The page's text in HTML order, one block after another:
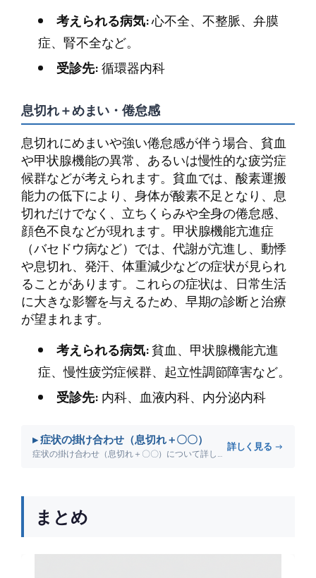
考えられる病気:心不全、不整脈、弁膜
症、腎不全など。
受診先:循環器内科
息切れ＋めまい・倦怠感
息切れにめまいや強い倦怠感が伴う場合、貧血
や甲状腺機能の異常、あるいは慢性的な疲労症
候群などが考えられます。貧血では、酸素運搬
能力の低下により、身体が酸素不足となり、息
切れだけでなく、立ちくらみや全身の倦怠感、
顔色不良などが現れます。甲状腺機能亢進症
（バセドウ病など）では、代謝が亢進し、動悸
や息切れ、発汗、体重減少などの症状が見られ
ることがあります。これらの症状は、日常生活
に大きな影響を与えるため、早期の診断と治療
が望まれます。
考えられる病気:貧血、甲状腺機能亢進
症、慢性疲労症候群、起立性調節障害など。
受診先: 内科、血液内科、内分泌内科
▸ 症状の掛け合わせ（息切れ＋〇〇）
症状の掛け合わせ（息切れ＋〇〇）について詳しく解説します。
詳しく見る →
まとめ